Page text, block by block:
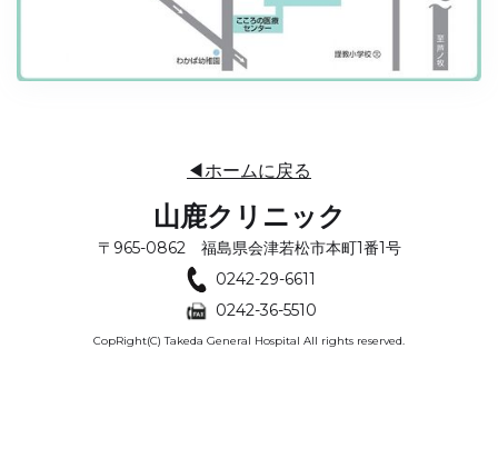
◀ホームに戻る
山鹿クリニック
〒965-0862 福島県会津若松市本町1番1号
0242-29-6611
0242-36-5510
CopRight(C) Takeda General Hospital All rights reserved.